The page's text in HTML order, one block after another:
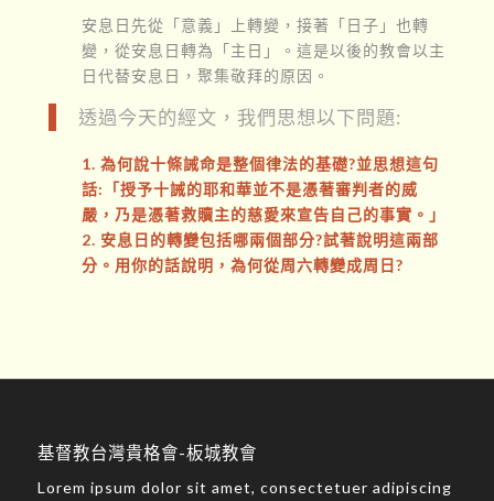
安息日先從「意義」上轉變，接著「日子」也轉
變，從安息日轉為「主日」。這是以後的教會以主
日代替安息日，聚集敬拜的原因。
透過今天的經文，我們思想以下問題:
1. 為何說十條誡命是整個律法的基礎?並思想這句
話:「授予十誡的耶和華並不是憑著審判者的威
嚴，乃是憑著救贖主的慈愛來宣告自己的事實。」
2. 安息日的轉變包括哪兩個部分?試著說明這兩部
分。用你的話說明，為何從周六轉變成周日?
基督教台灣貴格會-板城教會
Lorem ipsum dolor sit amet, consectetuer adipiscing